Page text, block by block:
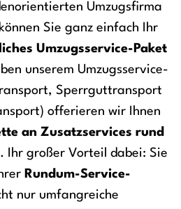
Umzugsfirma
Sie ganz einfach Ihr
Umzugsservice-Paket
unserem Umzugsservice-
Sperrguttransport
offerieren wir Ihnen
an Zusatzservices rund
. Ihr großer Vorteil dabei: Sie
Rundum-Service-
nur umfangreiche